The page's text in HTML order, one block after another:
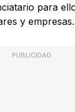
para
y empresas.
PUBLICIDAD